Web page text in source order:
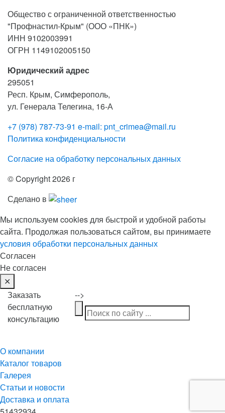
Общество с ограниченной ответственностью
"Профнастил-Крым" (ООО «ПНК»)
ИНН 9102003991
ОГРН 1149102005150
Юридический адрес
295051
Респ. Крым, Симферополь,
ул. Генерала Телегина, 16-А
+7 (978) 787-73-91 e-mail: pnt_crimea@mail.ru
Политика конфиденциальности
Согласие на обработку персональных данных
© Copyright 2026 г
Сделано в
Мы используем cookies для быстрой и удобной работы
сайта. Продолжая пользоваться сайтом, вы принимаете
условия обработки персональных данных
Согласен
Не согласен
✕
Заказать
бесплатную
консультацию
-->
О компании
Каталог товаров
Галерея
Статьи и новости
Доставка и оплата